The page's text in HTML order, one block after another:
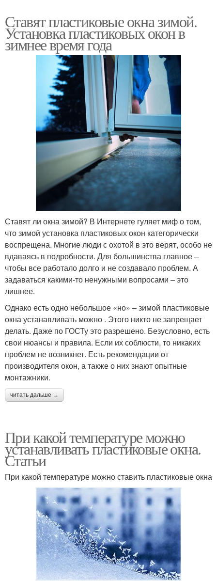
Ставят пластиковые окна зимой.
Установка пластиковых окон в
зимнее время года
Ставят ли окна зимой? В Интернете гуляет миф о том,
что зимой установка пластиковых окон категорически
воспрещена. Многие люди с охотой в это верят, особо не
вдаваясь в подробности. Для большинства главное –
чтобы все работало долго и не создавало проблем. А
задаваться какими-то ненужными вопросами – это
лишнее.
Однако есть одно небольшое «но» – зимой пластиковые
окна устанавливать можно . Этого никто не запрещает
делать. Даже по ГОСТу это разрешено. Безусловно, есть
свои нюансы и правила. Если их соблюсти, то никаких
проблем не возникнет. Есть рекомендации от
производителя окон, а также о них знают опытные
монтажники.
читать дальше →
При какой температуре можно
устанавливать пластиковые окна.
Статьи
При какой температуре можно ставить пластиковые окна